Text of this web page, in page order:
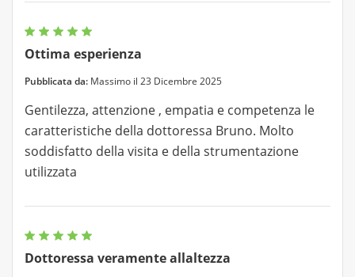
Ottima esperienza
Pubblicata da: Massimo il 23 Dicembre 2025
Gentilezza, attenzione , empatia e competenza le
caratteristiche della dottoressa Bruno. Molto
soddisfatto della visita e della strumentazione
utilizzata
Dottoressa veramente allaltezza